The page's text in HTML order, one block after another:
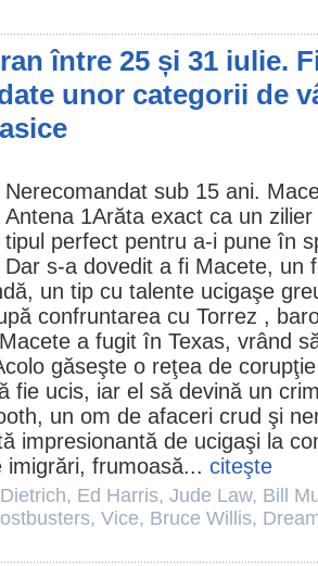
între 25 și 31 iulie.
unor categorii de
Nerecomandat sub 15 ani.
Antena 1Arăta exact ca un
tipul perfect pentru a-i pune în
Dar s-a dovedit a fi Macete, un
un tip cu talente ucigaşe
confruntarea cu Torrez ,
a fugit în Texas, vrând
găseşte o reţea de
fie ucis, iar el să devină un
un om de afaceri crud şi
impresionantă de ucigaşi la
imigrări, frumoasă... citeşte
, Ed Harris, Jude Law, Bill
, Vice, Bruce Willis,